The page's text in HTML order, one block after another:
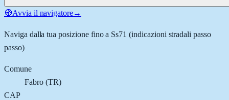
🧭Avvia il navigatore→
Naviga dalla tua posizione fino a Ss71 (indicazioni stradali passo
passo)
Comune
Fabro(TR)
CAP